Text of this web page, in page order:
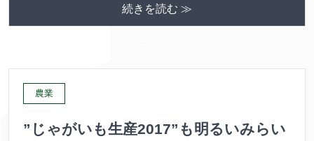
続きを読む ≫
農業
”じゃがいも生産2017”も明るいみらい